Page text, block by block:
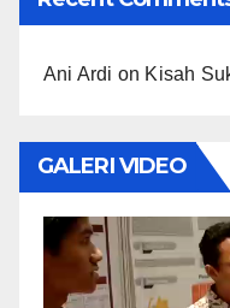
Ani Ardi on Kisah
GALERI VIDEO
Video
Player